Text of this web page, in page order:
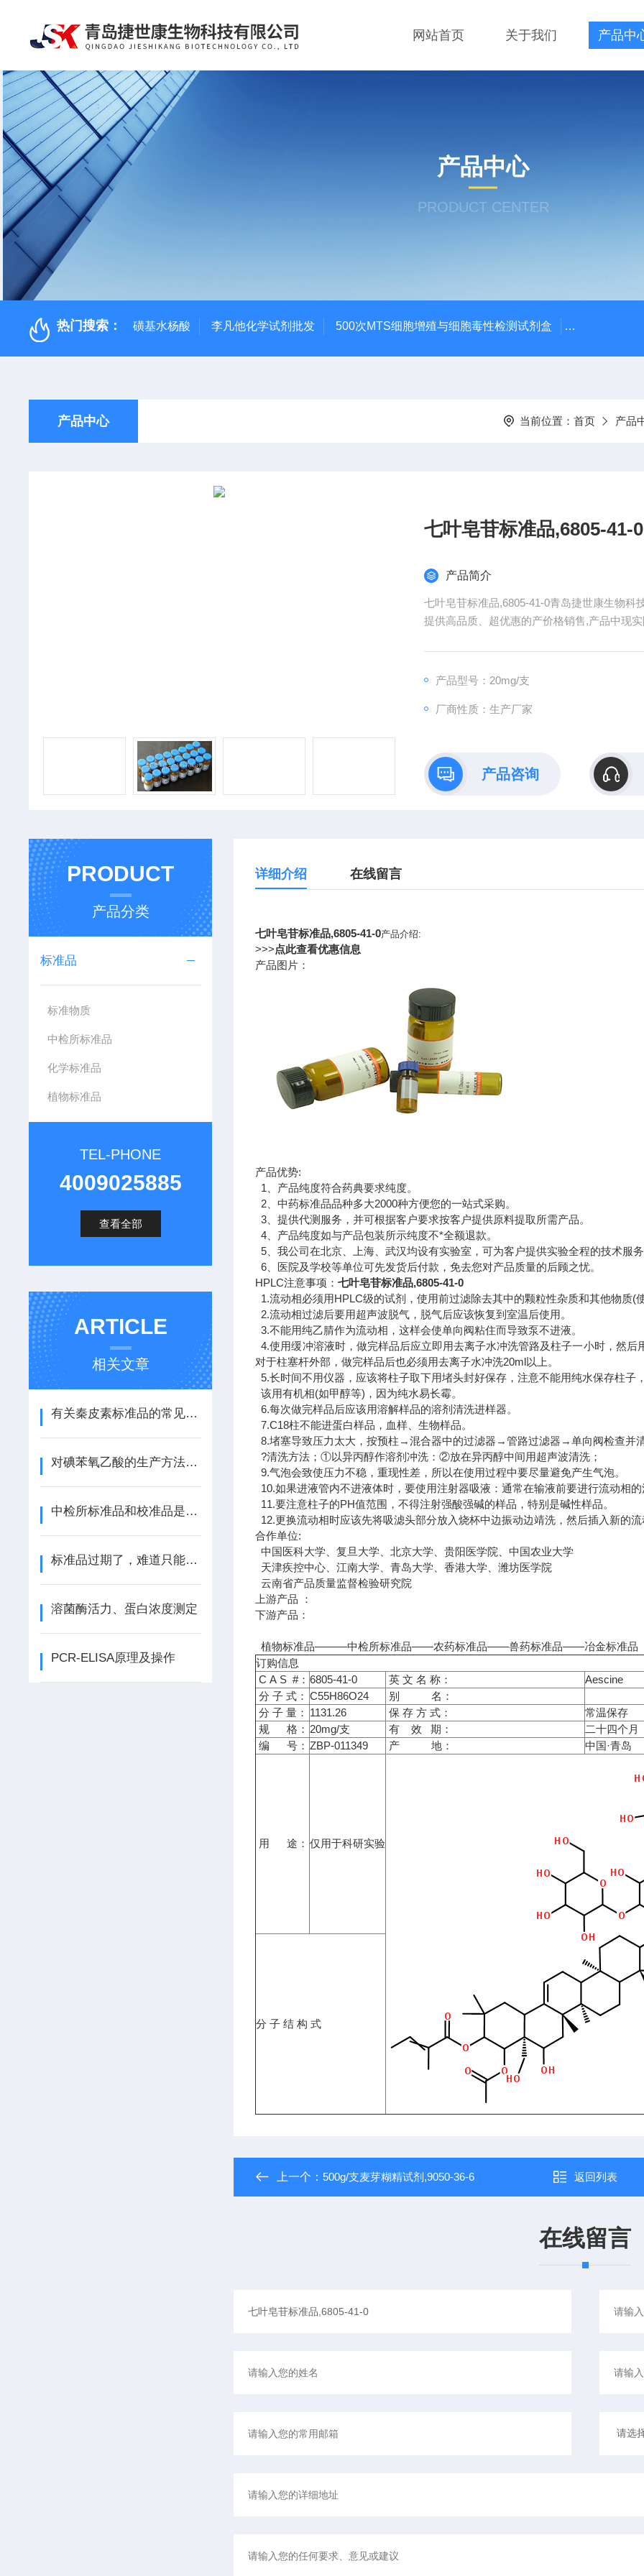
网站首页 关于我们 产品中
产品中心
PRODUCT CENTER
热门搜索： 磺基水杨酸 李凡他化学试剂批发 500次MTS细胞增殖与细胞毒性检测试剂盒 48t/96t国产
产品中心 当前位置： 首页 产品
七叶皂苷标准品,6805-41-0
产品简介
七叶皂苷标准品,6805-41-0青岛捷世康生物
提供高品质、超优惠的产价格销售,产品中现
产品型号：20mg/支
厂商性质：生产厂家
产品咨询
详细介绍 在线留言
七叶皂苷标准品,6805-41-0产品介绍:
>>>点此查看优惠信息
产品图片：
产品优势:
1、产品纯度符合药典要求纯度。
2、中药标准品品种多大2000种方便您的一站式采购。
3、提供代测服务，并可根据客户要求按客户提供原料提取所需产品。
4、产品纯度如与产品包装所示纯度不*全额退款。
5、我公司在北京、上海、武汉均设有实验室，可为客户提供实验全程的技术服
6、医院及学校等单位可先发货后付款，免去您对产品质量的后顾之忧。
HPLC注意事项：七叶皂苷标准品,6805-41-0
1.流动相必须用HPLC级的试剂，使用前过滤除去其中的颗粒性杂质和其他物质(
2.流动相过滤后要用超声波脱气，脱气后应该恢复到室温后使用。
3.不能用纯乙腈作为流动相，这样会使单向阀粘住而导致泵不进液。
4.使用缓冲溶液时，做完样品后应立即用去离子水冲洗管路及柱子一小时，然
对于柱塞杆外部，做完样品后也必须用去离子水冲洗20ml以上。
5.长时间不用仪器，应该将柱子取下用堵头封好保存，注意不能用纯水保存柱子
该用有机相(如甲醇等)，因为纯水易长霉。
6.每次做完样品后应该用溶解样品的溶剂清洗进样器。
7.C18柱不能进蛋白样品，血样、生物样品。
8.堵塞导致压力太大，按预柱→混合器中的过滤器→管路过滤器→单向阀检查并
?清洗方法；①以异丙醇作溶剂冲洗：②放在异丙醇中间用超声波清洗；
9.气泡会致使压力不稳，重现性差，所以在使用过程中要尽量避免产生气泡。
10.如果进液管内不进液体时，要使用注射器吸液：通常在输液前要进行流动相
11.要注意柱子的PH值范围，不得注射强酸强碱的样品，特别是碱性样品。
12.更换流动相时应该先将吸滤头部分放入烧杯中边振动边靖洗，然后插入新的
合作单位:
中国医科大学、复旦大学、北京大学、贵阳医学院、中国农业大学
天津疾控中心、江南大学、青岛大学、香港大学、潍坊医学院
云南省产品质量监督检验研究院
上游产品 ：
下游产品：
植物标准品———中检所标准品——农药标准品——兽药标准品——冶金标准品
订购信息
C A S #： 6805-41-0 英 文 名 称：
Aescine
分 子 式： C55H86O24
别 名：
分 子 量： 1131.26 保 存 方 式：
常温保存
规 格： 20mg/支 有 效 期：
二十四个月
编 号： ZBP-011349 产 地： 中国·青岛
用 途： 仅用于科研实验
分 子 结 构 式
上一个：500g/支麦芽糊精试剂,9050-36-6 返回列表
在线留言
PRODUCT
产品分类
标准品
标准物质
中检所标准品
化学标准品
植物标准品
TEL-PHONE
4009025885
查看全部
ARTICLE
相关文章
有关秦皮素标准品的常见问题
对碘苯氧乙酸的生产方法和应用
中检所标准品和校准品是一样的吗
标准品过期了，难道只能扔掉吗
溶菌酶活力、蛋白浓度测定
PCR-ELISA原理及操作